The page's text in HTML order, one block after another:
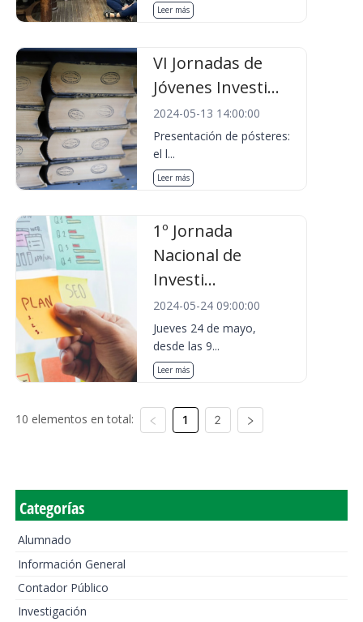
Leer más
VI Jornadas de
Jóvenes Investi...
2024-05-13 14:00:00
Presentación de pósteres:
el l...
Leer más
1º Jornada
Nacional de
Investi...
2024-05-24 09:00:00
Jueves 24 de mayo,
desde las 9...
Leer más
10 elementos en total: 1 2
Categorías
Alumnado
Información General
Contador Público
Investigación